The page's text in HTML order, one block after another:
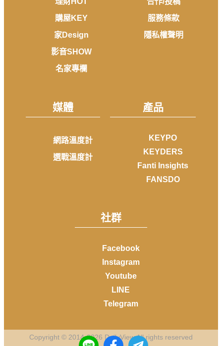
購屋KEY
家Design
影音SHOW
名家專欄
服務條款
隱私權聲明
媒體
網路溫度計
選戰溫度計
產品
KEYPO
KEYDERS
Fanti Insights
FANSDO
社群
Facebook
Instagram
Youtube
LINE
Telegram
Copyright © 2014-2026 DailyView All rights reserved